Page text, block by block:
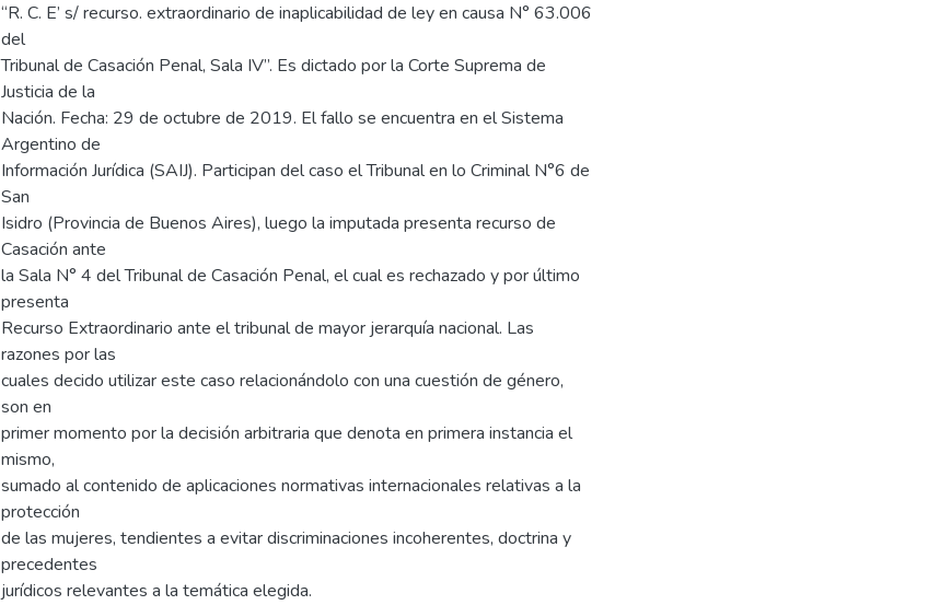
“R. C. E’ s/ recurso. extraordinario de inaplicabilidad de ley en causa N° 63.006
del
Tribunal de Casación Penal, Sala IV”. Es dictado por la Corte Suprema de
Justicia de la
Nación. Fecha: 29 de octubre de 2019. El fallo se encuentra en el Sistema
Argentino de
Información Jurídica (SAIJ). Participan del caso el Tribunal en lo Criminal N°6 de
San
Isidro (Provincia de Buenos Aires), luego la imputada presenta recurso de
Casación ante
la Sala N° 4 del Tribunal de Casación Penal, el cual es rechazado y por último
presenta
Recurso Extraordinario ante el tribunal de mayor jerarquía nacional. Las
razones por las
cuales decido utilizar este caso relacionándolo con una cuestión de género,
son en
primer momento por la decisión arbitraria que denota en primera instancia el
mismo,
sumado al contenido de aplicaciones normativas internacionales relativas a la
protección
de las mujeres, tendientes a evitar discriminaciones incoherentes, doctrina y
precedentes
jurídicos relevantes a la temática elegida.